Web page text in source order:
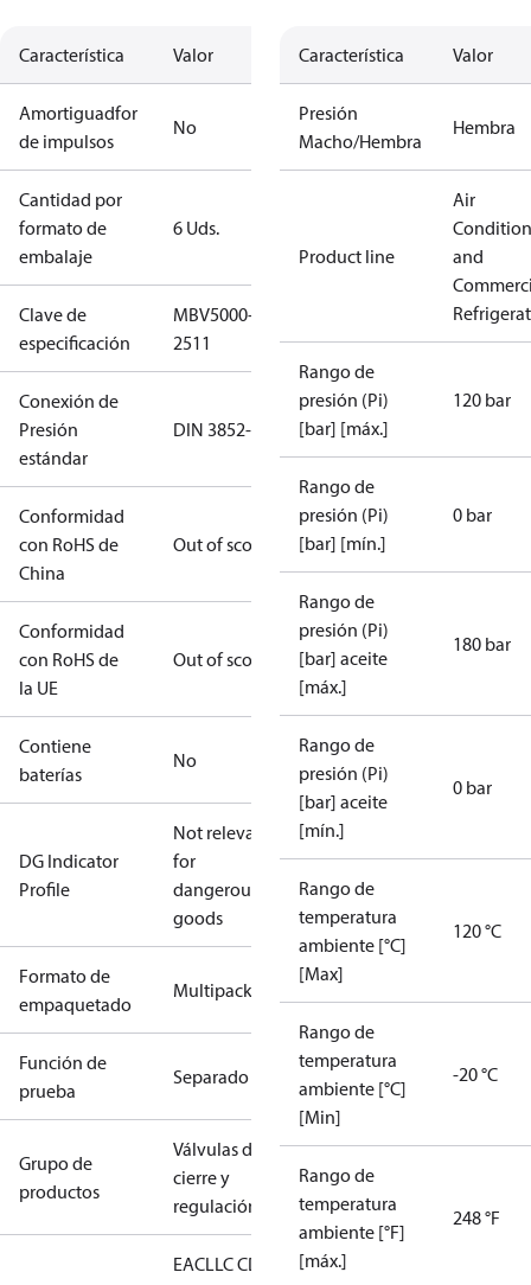
Característica Valor
Amortiguadfor
de impulsos
No
Cantidad por
formato de
embalaje
6 Uds.
Clave de
especificación
MBV5000-
2511
Conexión de
Presión
estándar
DIN 3852-E
Conformidad
con RoHS de
China
Out of scope
Conformidad
con RoHS de
la UE
Out of scope
Contiene
baterías
No
DG Indicator
Profile
Not relevant
for
dangerous
goods
Formato de
empaquetado
Multipack
Función de
prueba
Separado
Grupo de
productos
Válvulas de
cierre y
regulación
EACLLC CDC
Característica Valor
Presión
Macho/Hembra
Hembra
Product line
Air
and
Rango de
presión (Pi)
[bar] [máx.]
120 bar
Rango de
presión (Pi)
[bar] [mín.]
0 bar
Rango de
presión (Pi)
[bar] aceite
[máx.]
180 bar
Rango de
presión (Pi)
[bar] aceite
[mín.]
0 bar
Rango de
temperatura
ambiente [°C]
[Max]
120 °C
Rango de
temperatura
ambiente [°C]
[Min]
-20 °C
Rango de
temperatura
ambiente [°F]
[máx.]
248 °F